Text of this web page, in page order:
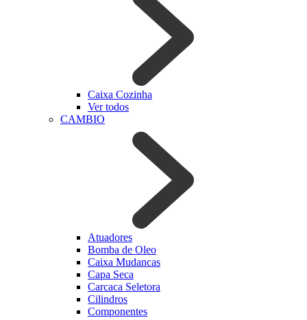
Caixa Cozinha
Ver todos
CAMBIO
Atuadores
Bomba de Oleo
Caixa Mudancas
Capa Seca
Carcaca Seletora
Cilindros
Componentes